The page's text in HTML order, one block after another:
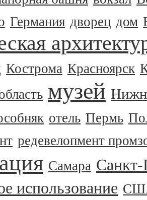
Германия дворец дом
Кострома Красноярск
музей
отель Пермь
редевелопмент
Самара Санкт-
использование